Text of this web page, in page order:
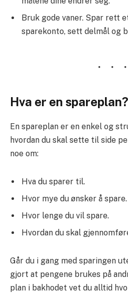
Bruk gode vaner. Spar rett
sparekonto, sett delmål og
Hva er en spareplan?
En spareplan er en enkel og
hvordan du skal sette til side
noe om:
Hva du sparer til.
Hvor mye du ønsker å spare.
Hvor lenge du vil spare.
Hvordan du skal
Går du i gang med sparingen
gjort at pengene brukes på
plan i bakhodet vet du alltid